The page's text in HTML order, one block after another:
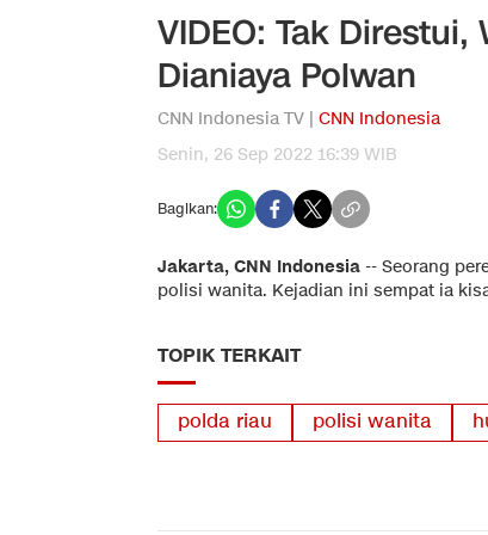
VIDEO: Tak
Dianiaya Polwan
CNN Indonesia TV | CNN Indonesia
Senin, 26 Sep 2022 16:39 WIB
Bagikan:
Jakarta, CNN Indonesia -- Seorang
polisi wanita. Kejadian ini sempat ia
TOPIK TERKAIT
polda riau polisi wanita